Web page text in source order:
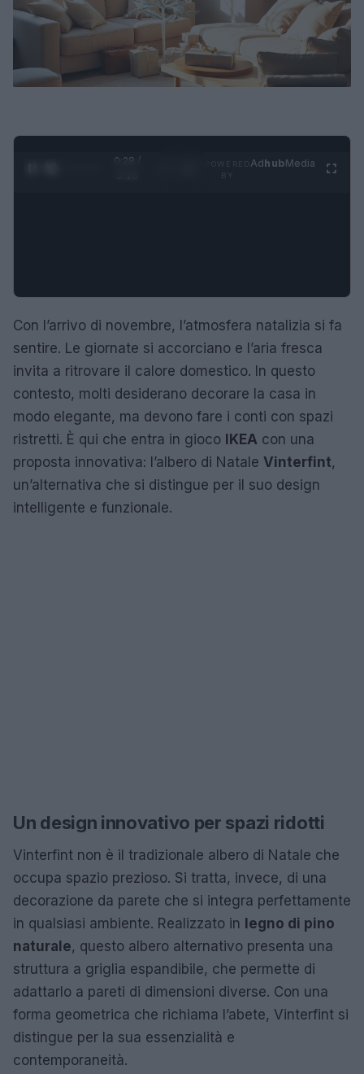
0:28 /
AdhubMedia
Con l’arrivo di novembre, l’atmosfera natalizia si fa
sentire. Le giornate si accorciano e l’aria fresca
invita a ritrovare il calore domestico. In questo
contesto, molti desiderano decorare la casa in
modo elegante, ma devono fare i conti con spazi
ristretti. È qui che entra in gioco IKEA con una
proposta innovativa: l’albero di Natale Vinterfint,
un’alternativa che si distingue per il suo design
intelligente e funzionale.
Un design innovativo per spazi ridotti
Vinterfint non è il tradizionale albero di Natale che
occupa spazio prezioso. Si tratta, invece, di una
decorazione da parete che si integra perfettamente
in qualsiasi ambiente. Realizzato in legno di pino
naturale, questo albero alternativo presenta una
struttura a griglia espandibile, che permette di
adattarlo a pareti di dimensioni diverse. Con una
forma geometrica che richiama l’abete, Vinterfint si
distingue per la sua essenzialità e
contemporaneità.